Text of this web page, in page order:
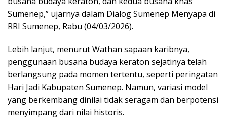
Sumenep,” ujarnya dalam Dialog Sumenep Menyapa di
RRI Sumenep, Rabu (04/03/2026).
Lebih lanjut, menurut Wathan sapaan karibnya,
penggunaan busana budaya keraton sejatinya telah
berlangsung pada momen tertentu, seperti peringatan
Hari Jadi Kabupaten Sumenep. Namun, variasi model
yang berkembang dinilai tidak seragam dan berpotensi
menyimpang dari nilai historis.